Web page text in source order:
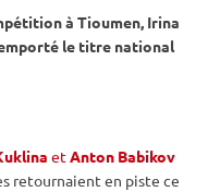
à Tioumen, Irina
le titre national
etAnton Babikov
retournaient en piste ce